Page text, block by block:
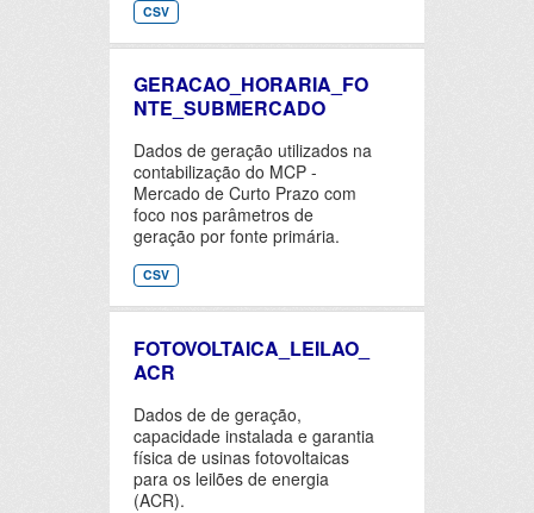
CSV
GERACAO_HORARIA_FO
NTE_SUBMERCADO
Dados de geração utilizados na
contabilização do MCP -
Mercado de Curto Prazo com
foco nos parâmetros de
geração por fonte primária.
CSV
FOTOVOLTAICA_LEILAO_
ACR
Dados de de geração,
capacidade instalada e garantia
física de usinas fotovoltaicas
para os leilões de energia
(ACR).